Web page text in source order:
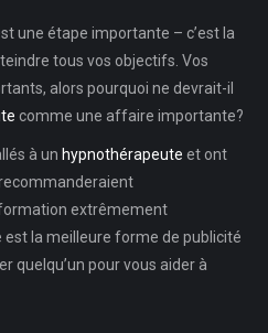
une étape importante – c’est la
tous vos objectifs. Vos
alors pourquoi ne devrait-il
comme une affaire importante?
à un hypnothérapeute et ont
extrêmement
est la meilleure forme de publicité
quelqu’un pour vous aider à